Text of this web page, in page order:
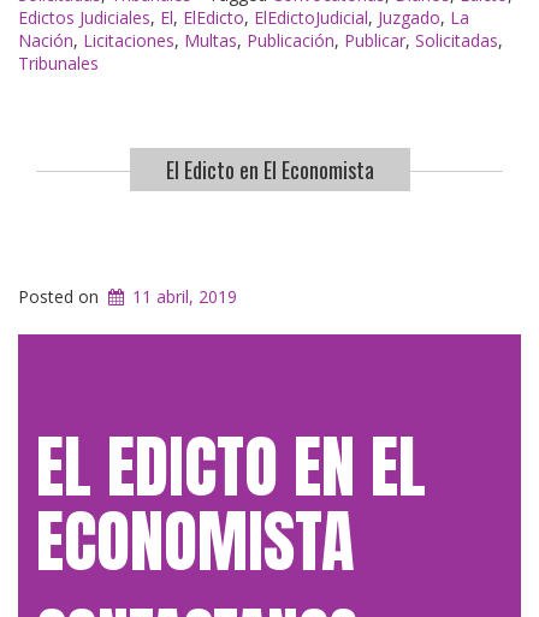
Edictos Judiciales, El, ElEdicto, ElEdictoJudicial, Juzgado, La
Nación, Licitaciones, Multas, Publicación, Publicar, Solicitadas,
Tribunales
El Edicto en El Economista
Posted on 11 abril, 2019
EL EDICTO EN EL
ECONOMISTA